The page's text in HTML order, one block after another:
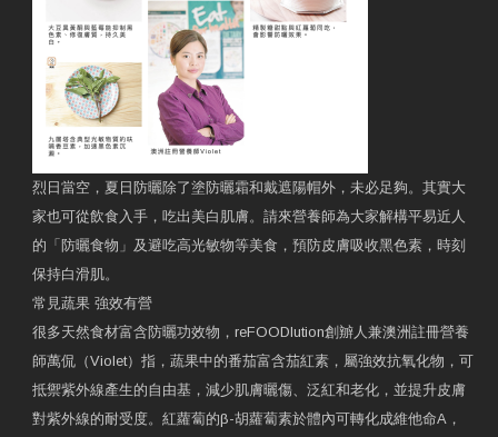
烈日當空，夏日防曬除了塗防曬霜和戴遮陽帽外，未必足夠。其實大
家也可從飲食入手，吃出美白肌膚。請來營養師為大家解構平易近人
的「防曬食物」及避吃高光敏物等美食，預防皮膚吸收黑色素，時刻
保持白滑肌。
常見蔬果 強效有營
很多天然食材富含防曬功效物，reFOODlution創辧人兼澳洲註冊營養
師萬侃（Violet）指，蔬果中的番茄富含茄紅素，屬強效抗氧化物，可
抵禦紫外線產生的自由基，減少肌膚曬傷、泛紅和老化，並提升皮膚
對紫外線的耐受度。紅蘿蔔的β-胡蘿蔔素於體內可轉化成維他命A，